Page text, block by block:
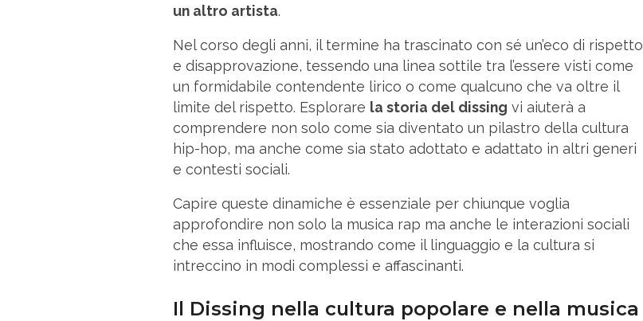
un altro artista.
Nel corso degli anni, il termine ha trascinato con sé un’eco di rispetto
e disapprovazione, tessendo una linea sottile tra l’essere visti come
un formidabile contendente lirico o come qualcuno che va oltre il
limite del rispetto. Esplorare la storia del dissing vi aiuterà a
comprendere non solo come sia diventato un pilastro della cultura
hip-hop, ma anche come sia stato adottato e adattato in altri generi
e contesti sociali.
Capire queste dinamiche è essenziale per chiunque voglia
approfondire non solo la musica rap ma anche le interazioni sociali
che essa influisce, mostrando come il linguaggio e la cultura si
intreccino in modi complessi e affascinanti.
Il Dissing nella cultura popolare e nella musica